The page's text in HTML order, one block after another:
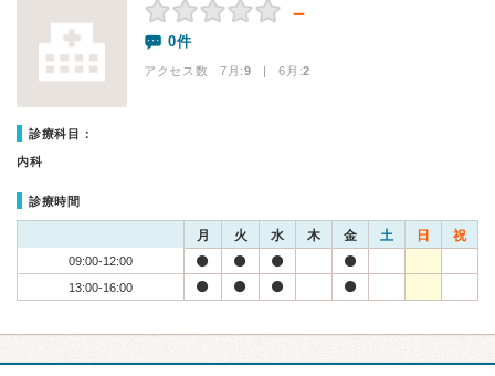
－
0件
アクセス数 7月:9 | 6月:2
診療科目：
内科
診療時間
月 火 水 木 金 土 日 祝
09:00-12:00
13:00-16:00